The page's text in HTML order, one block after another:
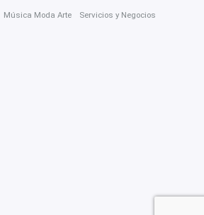
Música Moda Arte Servicios y Negocios